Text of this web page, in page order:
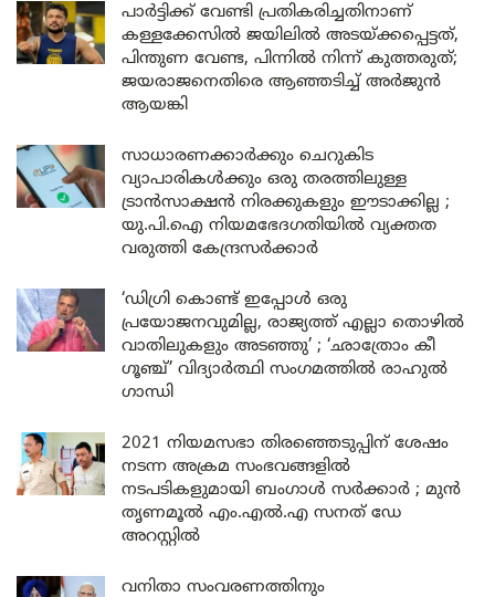
പാർട്ടിക്ക് വേണ്ടി പ്രതികരിച്ചതിനാണ്
കള്ളക്കേസിൽ ജയിലിൽ അടയ്ക്കപ്പെട്ടത്,
പിന്തുണ വേണ്ട, പിന്നിൽ നിന്ന് കുത്തരുത്;
ജയരാജനെതിരെ ആഞ്ഞടിച്ച് അർജുൻ
ആയങ്കി
സാധാരണക്കാർക്കും ചെറുകിട
വ്യാപാരികൾക്കും ഒരു തരത്തിലുള്ള
ട്രാൻസാക്ഷൻ നിരക്കുകളും ഈടാക്കില്ല ;
യു.പി.ഐ നിയമഭേദഗതിയിൽ വ്യക്തത
വരുത്തി കേന്ദ്രസർക്കാർ
‘ഡിഗ്രി കൊണ്ട് ഇപ്പോൾ ഒരു
പ്രയോജനവുമില്ല, രാജ്യത്ത് എല്ലാ തൊഴിൽ
വാതിലുകളും അടഞ്ഞു’ ; ‘ഛാത്രോം കീ
ഗൂഞ്ച്’ വിദ്യാർത്ഥി സംഗമത്തിൽ രാഹുൽ
ഗാന്ധി
2021 നിയമസഭാ തിരഞ്ഞെടുപ്പിന് ശേഷം
നടന്ന അക്രമ സംഭവങ്ങളിൽ
നടപടികളുമായി ബംഗാൾ സർക്കാർ ; മുൻ
തൃണമൂൽ എം.എൽ.എ സനത് ഡേ
അറസ്റ്റിൽ
വനിതാ സംവരണത്തിനും